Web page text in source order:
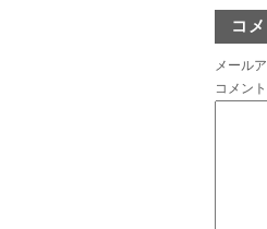
コ
メール
コメント